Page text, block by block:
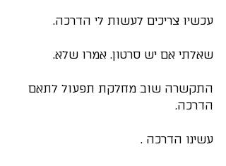
עכשיו צריכים לעשות לי הדרכה.
שאלתי אם יש סרטון. אמרו שלא.
התקשרה שוב מחלקת תפעול לתאם
הדרכה.
עשינו הדרכה .